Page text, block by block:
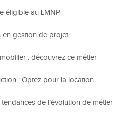
éligible au LMNP
en gestion de projet
: découvrez ce métier
: Optez pour la location
de l’évolution de métier